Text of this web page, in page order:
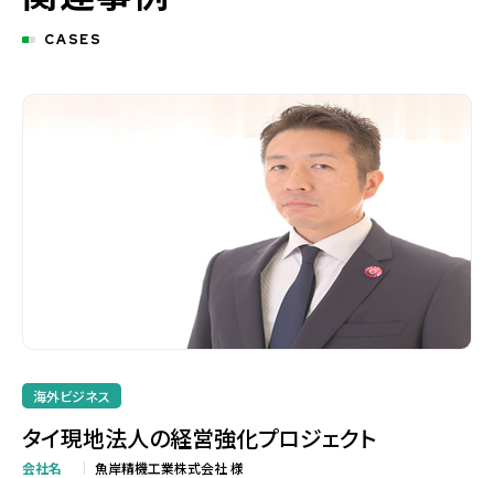
CASES
海外ビジネス
タイ現地法人の経営強化プロジェクト
会社名
魚岸精機工業株式会社 様